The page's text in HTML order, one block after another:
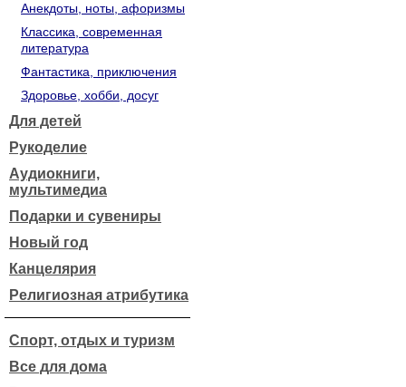
Анекдоты, ноты, афоризмы
Классика, современная
литература
Фантастика, приключения
Здоровье, хобби, досуг
Для детей
Рукоделие
Аудиокниги,
мультимедиа
Подарки и сувениры
Новый год
Канцелярия
Религиозная атрибутика
Спорт, отдых и туризм
Все для дома